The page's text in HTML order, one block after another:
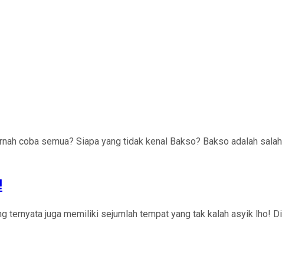
coba semua? Siapa yang tidak kenal Bakso? Bakso adalah salah
ternyata juga memiliki sejumlah tempat yang tak kalah asyik lho! Di